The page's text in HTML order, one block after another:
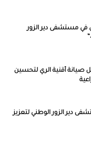
في مستشفى دير الزور
صيانة أقنية الري لتحسين
دير الزور الوطني لتعزيز